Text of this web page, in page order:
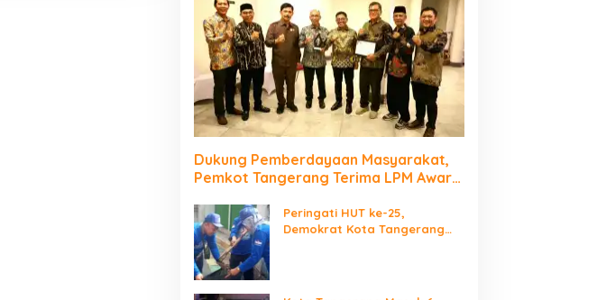
Dukung Pemberdayaan Masyarakat,
Pemkot Tangerang Terima LPM Award
Peringati HUT ke-25,
Demokrat Kota Tangerang